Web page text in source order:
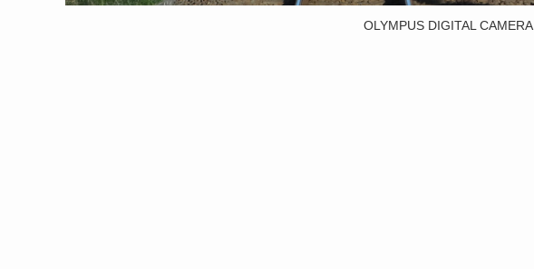
OLYMPUS DIGITAL CAMERA